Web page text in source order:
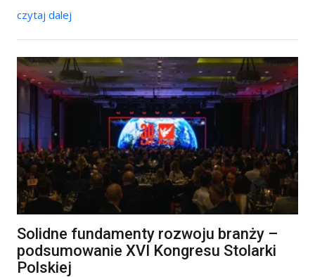
czytaj dalej
Solidne fundamenty rozwoju branży –
podsumowanie XVI Kongresu Stolarki
Polskiej